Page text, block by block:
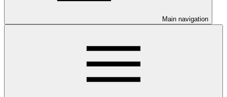
Main navigation